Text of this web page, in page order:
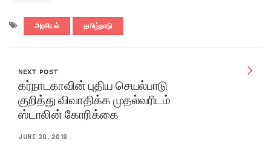
அரசியல் தமிழ்நாடு
NEXT POST
கர்நாடகாவின் புதிய செயல்பாடு
குறித்து விவாதிக்க முதல்வரிடம்
ஸ்டாலின் கோரிக்கை
JUNE 30, 2018